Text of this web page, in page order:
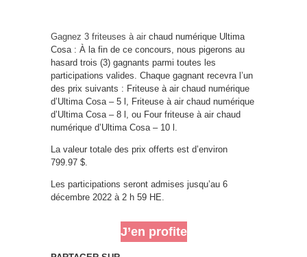
Gagnez 3 friteuses à air chaud numérique Ultima
Cosa : À la fin de ce concours, nous pigerons au
hasard trois (3) gagnants parmi toutes les
participations valides. Chaque gagnant recevra l’un
des prix suivants : Friteuse à air chaud numérique
d’Ultima Cosa – 5 l, Friteuse à air chaud numérique
d’Ultima Cosa – 8 l, ou Four friteuse à air chaud
numérique d’Ultima Cosa – 10 l.
La valeur totale des prix offerts est d’environ
799.97 $.
Les participations seront admises jusqu’au 6
décembre 2022 à 2 h 59 HE.
J’en profite